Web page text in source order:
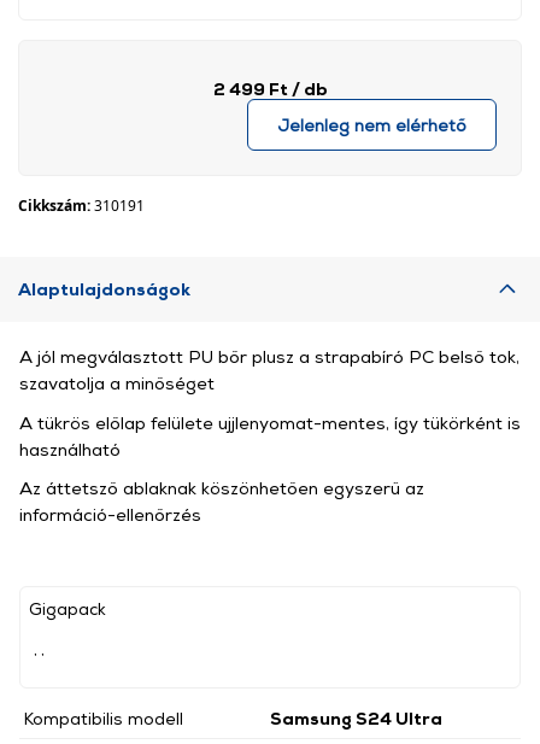
2 499 Ft / db
Jelenleg nem elérhető
Cikkszám:310191
Alaptulajdonságok
Gigapack
Kompatibilis modell
Samsung S24 Ultra
A jól megválasztott PU bőr plusz a strapabíró PC belső tok,
szavatolja a minőséget
A tükrös előlap felülete ujjlenyomat-mentes, így tükörként is
használható
Az áttetsző ablaknak köszönhetően egyszerű az
információ-ellenőrzés